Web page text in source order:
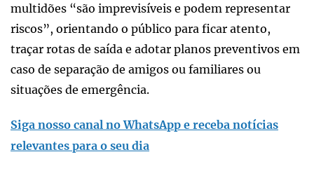
multidões “são imprevisíveis e podem representar
riscos”, orientando o público para ficar atento,
traçar rotas de saída e adotar planos preventivos em
caso de separação de amigos ou familiares ou
situações de emergência.
Siga nosso canal no WhatsApp e receba notícias
relevantes para o seu dia